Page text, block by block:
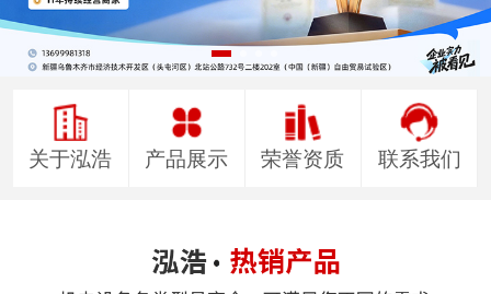
关于泓浩 产品展示 荣誉资质 联系我们